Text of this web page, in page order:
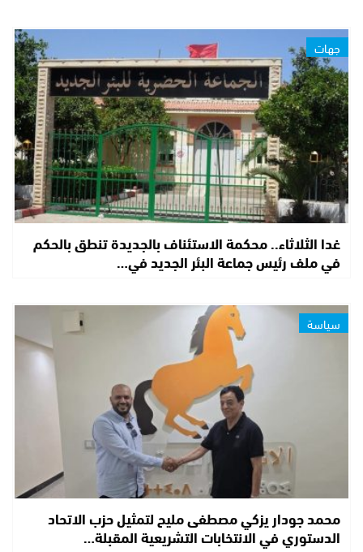
جهات
غدا الثلاثاء.. محكمة الاستئناف بالجديدة تنطق بالحكم
في ملف رئيس جماعة البئر الجديد في…
سياسة
محمد جودار يزكي مصطفى مليح لتمثيل حزب الاتحاد
الدستوري في الانتخابات التشريعية المقبلة…